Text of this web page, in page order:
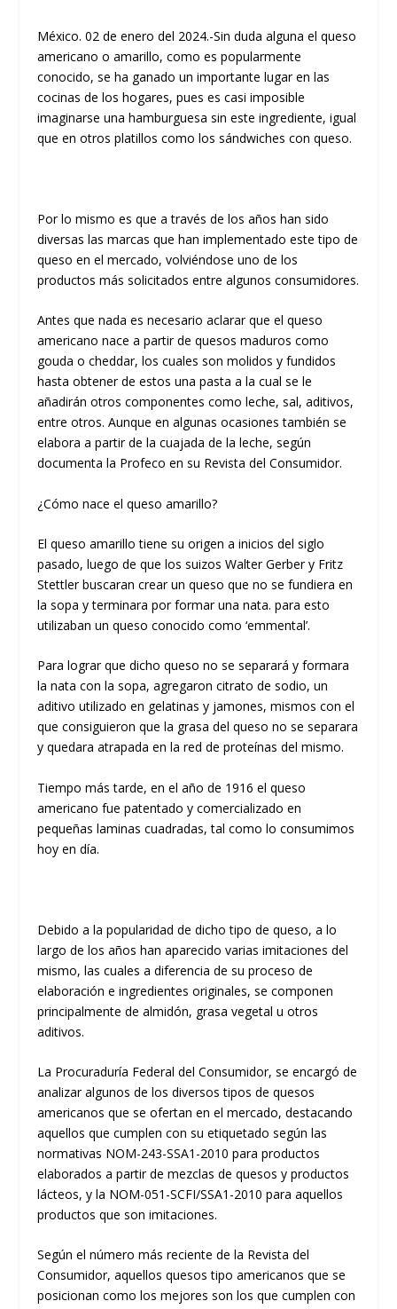
México. 02 de enero del 2024.-Sin duda alguna el queso
americano o amarillo, como es popularmente
conocido, se ha ganado un importante lugar en las
cocinas de los hogares, pues es casi imposible
imaginarse una hamburguesa sin este ingrediente, igual
que en otros platillos como los sándwiches con queso.
Por lo mismo es que a través de los años han sido
diversas las marcas que han implementado este tipo de
queso en el mercado, volviéndose uno de los
productos más solicitados entre algunos consumidores.
Antes que nada es necesario aclarar que el queso
americano nace a partir de quesos maduros como
gouda o cheddar, los cuales son molidos y fundidos
hasta obtener de estos una pasta a la cual se le
añadirán otros componentes como leche, sal, aditivos,
entre otros. Aunque en algunas ocasiones también se
elabora a partir de la cuajada de la leche, según
documenta la Profeco en su Revista del Consumidor.
¿Cómo nace el queso amarillo?
El queso amarillo tiene su origen a inicios del siglo
pasado, luego de que los suizos Walter Gerber y Fritz
Stettler buscaran crear un queso que no se fundiera en
la sopa y terminara por formar una nata. para esto
utilizaban un queso conocido como ‘emmental’.
Para lograr que dicho queso no se separará y formara
la nata con la sopa, agregaron citrato de sodio, un
aditivo utilizado en gelatinas y jamones, mismos con el
que consiguieron que la grasa del queso no se separara
y quedara atrapada en la red de proteínas del mismo.
Tiempo más tarde, en el año de 1916 el queso
americano fue patentado y comercializado en
pequeñas laminas cuadradas, tal como lo consumimos
hoy en día.
Debido a la popularidad de dicho tipo de queso, a lo
largo de los años han aparecido varias imitaciones del
mismo, las cuales a diferencia de su proceso de
elaboración e ingredientes originales, se componen
principalmente de almidón, grasa vegetal u otros
aditivos.
La Procuraduría Federal del Consumidor, se encargó de
analizar algunos de los diversos tipos de quesos
americanos que se ofertan en el mercado, destacando
aquellos que cumplen con su etiquetado según las
normativas NOM-243-SSA1-2010 para productos
elaborados a partir de mezclas de quesos y productos
lácteos, y la NOM-051-SCFI/SSA1-2010 para aquellos
productos que son imitaciones.
Según el número más reciente de la Revista del
Consumidor, aquellos quesos tipo americanos que se
posicionan como los mejores son los que cumplen con